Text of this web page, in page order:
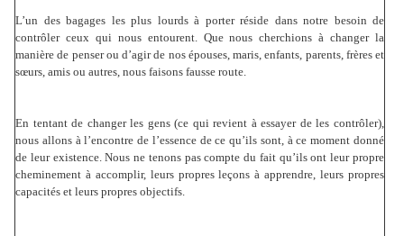
L’un des bagages les plus lourds à porter réside dans notre besoin de
contrôler ceux qui nous entourent. Que nous cherchions à changer la
manière de penser ou d’agir de nos épouses, maris, enfants, parents, frères et
sœurs, amis ou autres, nous faisons fausse route.
En tentant de changer les gens (ce qui revient à essayer de les contrôler),
nous allons à l’encontre de l’essence de ce qu’ils sont, à ce moment donné
de leur existence. Nous ne tenons pas compte du fait qu’ils ont leur propre
cheminement à accomplir, leurs propres leçons à apprendre, leurs propres
capacités et leurs propres objectifs.